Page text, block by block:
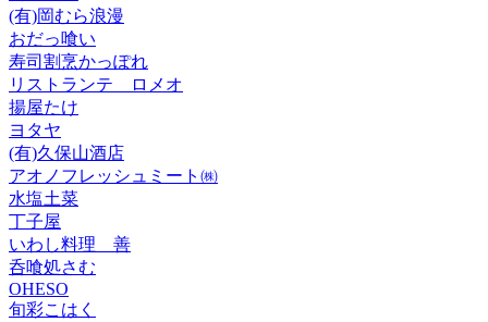
(有)岡むら浪漫
おだっ喰い
寿司割烹かっぽれ
リストランテ ロメオ
揚屋たけ
ヨタヤ
(有)久保山酒店
アオノフレッシュミート㈱
水塩土菜
丁子屋
いわし料理 善
呑喰処さむ
OHESO
旬彩こはく